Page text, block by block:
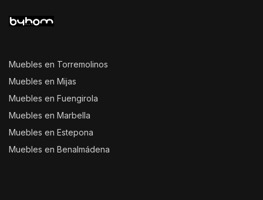
Muebles en Torremolinos
Muebles en Mijas
Muebles en Fuengirola
Muebles en Marbella
Muebles en Estepona
Muebles en Benalmádena